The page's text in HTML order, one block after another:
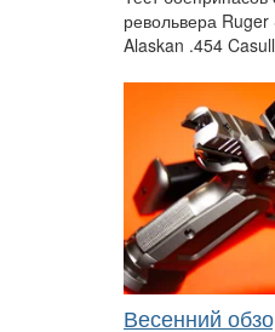
револьвера
Alaskan .454
Весенний